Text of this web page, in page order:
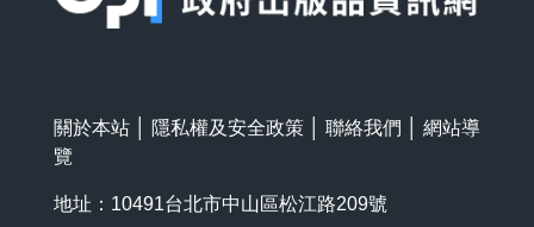
關於本站 隱私權及安全政策 聯絡我們
網站導
覽
地址：10491台北市中山區松江路209號